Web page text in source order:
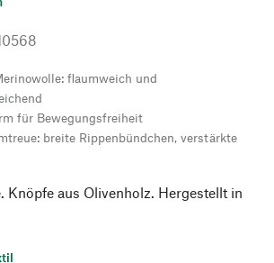
flaumweich und
für Bewegungsfreiheit
breite Rippenbündchen, verstärkte
Knöpfe aus Olivenholz. Hergestellt in